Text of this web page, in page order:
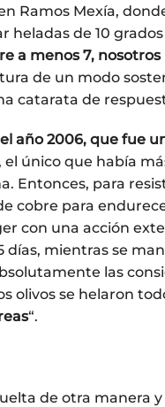
Ramos Mexía,
heladas de 10
a menos 7, nosotros
de un modo
catarata de
año 2006, que fue
único que había
Entonces, para
cobre para
con una acción
días, mientras se
las
olivos se helaron
“.
de otra manera